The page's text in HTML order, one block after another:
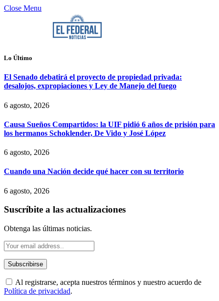
Close Menu
Lo Último
El Senado debatirá el proyecto de propiedad privada:
desalojos, expropiaciones y Ley de Manejo del fuego
6 agosto, 2026
Causa Sueños Compartidos: la UIF pidió 6 años de prisión para
los hermanos Schoklender, De Vido y José López
6 agosto, 2026
Cuando una Nación decide qué hacer con su territorio
6 agosto, 2026
Suscríbite a las actualizaciones
Obtenga las últimas noticias.
Al registrarse, acepta nuestros términos y nuestro acuerdo de
Política de privacidad.